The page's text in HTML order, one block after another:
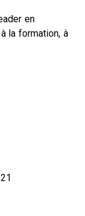
en
la formation, à